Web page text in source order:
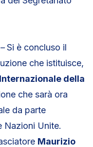
Si è concluso il
che istituisce,
della
che sarà ora
da parte
Nazioni Unite.
Maurizio